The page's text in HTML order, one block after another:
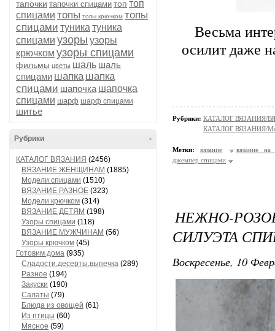
тапочки тапочки спицами топ топ
спицами топы топы крючком топы
спицами туника туника
спицами узоры узоры
крючком узоры спицами
фильмы цветы шаль шаль
спицами шапка шапка
спицами шапочка шапочка
спицами шарф шарф спицами
шитье
-
Рубрики
КАТАЛОГ ВЯЗАНИЯ (2456)
ВЯЗАНИЕ ЖЕНЩИНАМ (1885)
Модели спицами (1510)
ВЯЗАНИЕ РАЗНОЕ (323)
Модели крючком (314)
ВЯЗАНИЕ ДЕТЯМ (198)
Узоры спицами (118)
ВЯЗАНИЕ МУЖЧИНАМ (56)
Узоры крючком (45)
Готовим дома (935)
Сладости,десерты,выпечка (289)
Разное (194)
Закуски (190)
Салаты (79)
Блюда из овощей (61)
Из птицы (60)
Мясное (59)
Весьма
осилит даже
Рубрики: КАТАЛОГ ВЯЗАНИЯ/
КАТАЛОГ ВЯЗАНИЯ/
Метки: вязание
вязание на
джемпер спицами
НЕЖНО-
СИЛУЭТА
Воскресенье, 10